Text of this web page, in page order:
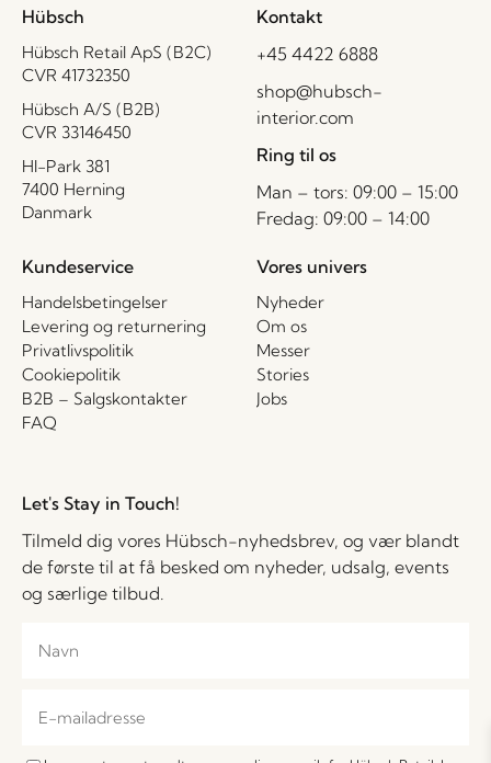
Hübsch
Hübsch Retail ApS (B2C)
CVR 41732350
Hübsch A/S (B2B)
CVR 33146450
HI-Park 381
7400 Herning
Danmark
Kontakt
+45 4422 6888
shop@hubsch-
interior.com
Ring til os
Man – tors: 09:00 – 15:00
Fredag: 09:00 – 14:00
Kundeservice
Handelsbetingelser
Levering og returnering
Privatlivspolitik
Cookiepolitik
B2B – Salgskontakter
FAQ
Vores univers
Nyheder
Om os
Messer
Stories
Jobs
Let's Stay in Touch!
Tilmeld dig vores Hübsch-nyhedsbrev, og vær blandt
de første til at få besked om nyheder, udsalg, events
og særlige tilbud.